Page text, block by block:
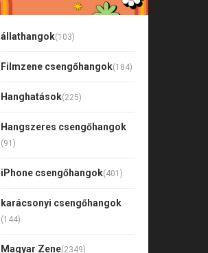
állathangok(103)
Filmzene csengőhangok(184)
Hanghatások(225)
Hangszeres csengőhangok
(91)
iPhone csengőhangok(401)
karácsonyi csengőhangok
(144)
Magyar Zene(2349)